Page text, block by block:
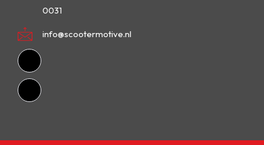
0031
info@scootermotive.nl